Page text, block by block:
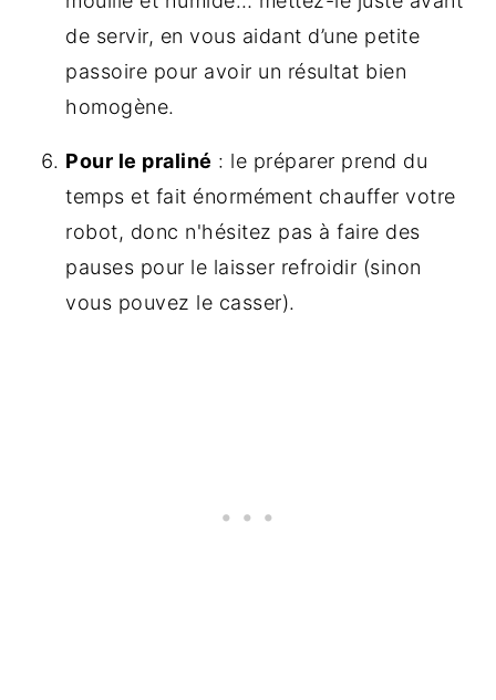
de servir, en vous aidant d’une petite
passoire pour avoir un résultat bien
homogène.
Pour le praliné : le préparer prend du
temps et fait énormément chauffer votre
robot, donc n'hésitez pas à faire des
pauses pour le laisser refroidir (sinon
vous pouvez le casser).